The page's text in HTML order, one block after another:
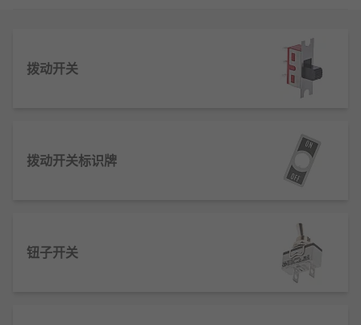
现电源切换、功能模式选择等操作，是电路控制中便
捷的手动开关器件。
机械传动导通：通过拨动操作柄带动内部滑块
或杠杆，使动触点与静触点接触或分离，实现
点紧密贴合，降低接触电阻，保障电流稳定导
通（接触电阻通常＜50mΩ）。
档位定位机制：操作柄拨动时，定位槽与卡榫
拨动开关
拨动开关标识牌
钮子开关